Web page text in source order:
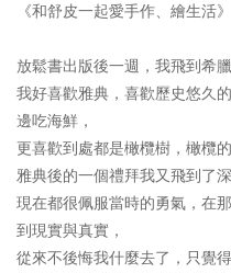
《和舒皮一起愛手作、繪生活》
放鬆書出版後一週，我飛到希
我好喜歡雅典，喜歡歷史悠久
邊吃海鮮，
更喜歡到處都是橄欖樹，橄欖
雅典後的一個禮拜我又飛到了
現在都很佩服當時的勇氣，在
到現實與真實，
從來不後悔我什麼去了，只覺